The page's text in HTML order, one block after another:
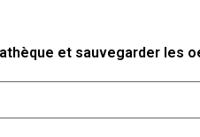
et sauvegarder les